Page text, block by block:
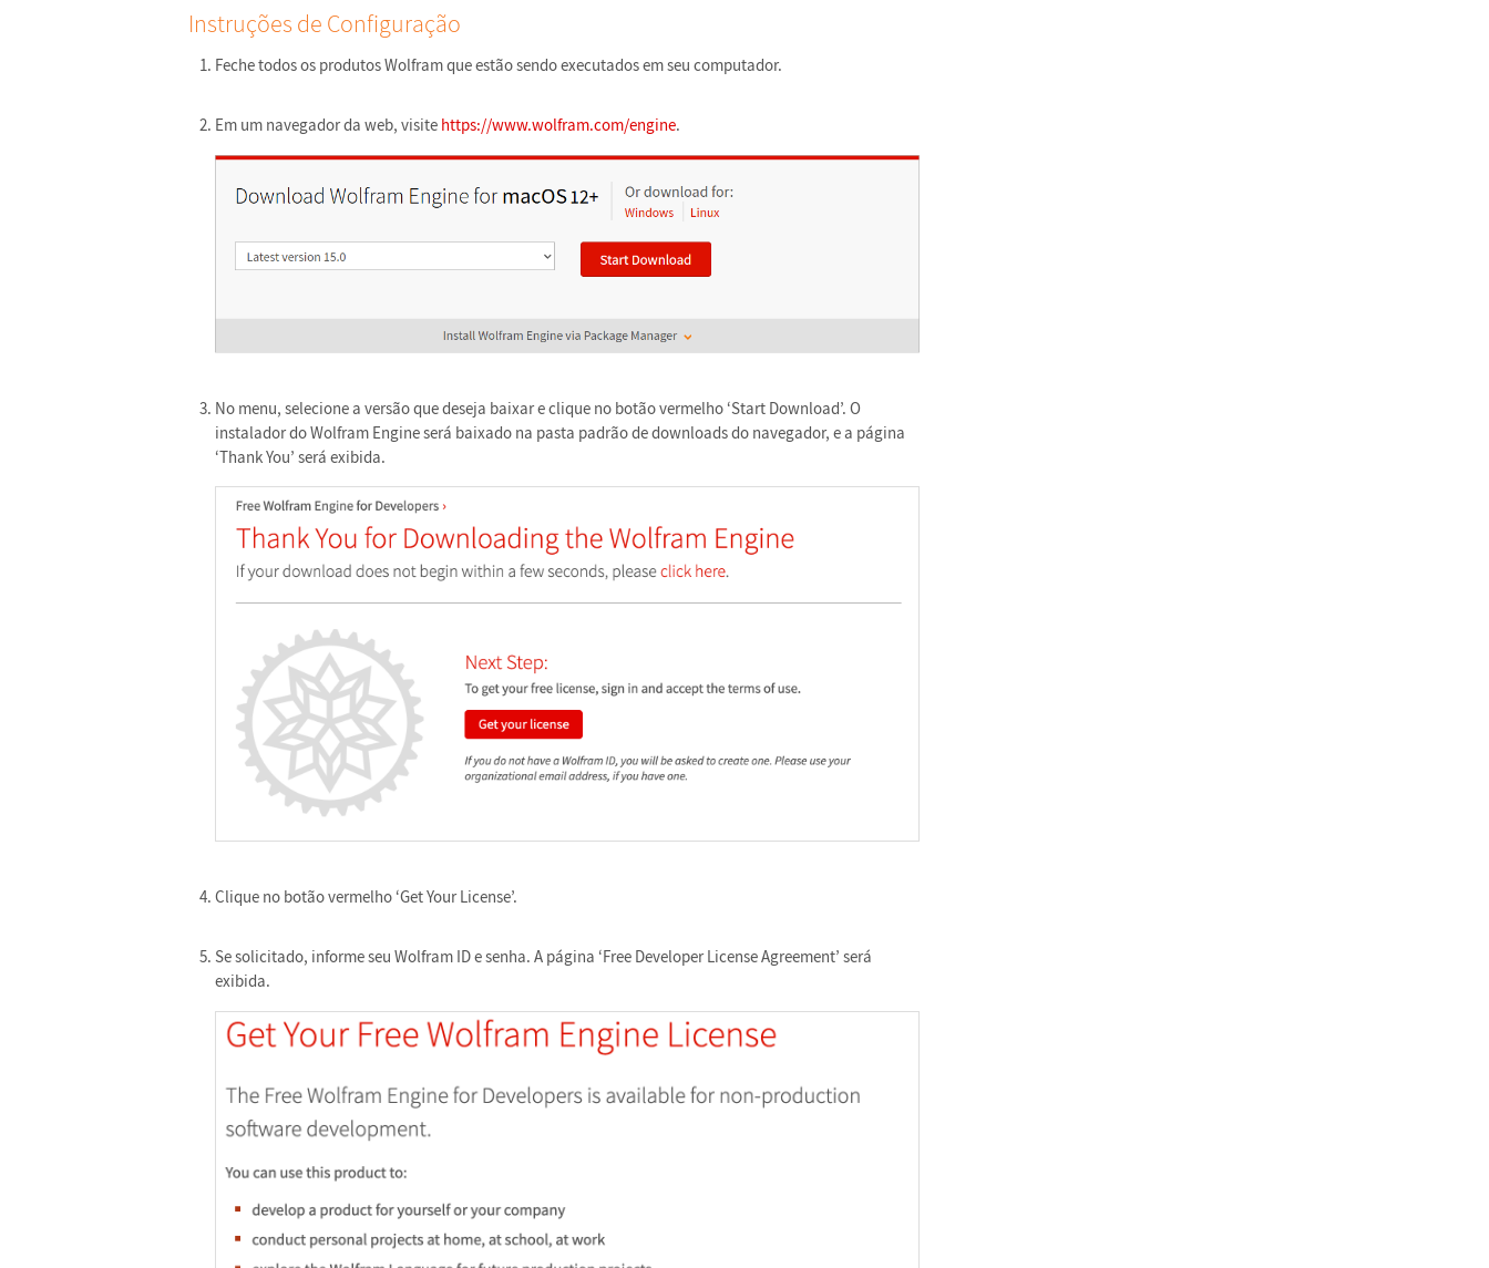
Instruções de Configuração
Feche todos os produtos Wolfram que estão sendo executados em seu computador.
Em um navegador da web, visite https://www.wolfram.com/engine.
No menu, selecione a versão que deseja baixar e clique no botão vermelho ‘Start Download’. O
instalador do Wolfram Engine será baixado na pasta padrão de downloads do navegador, e a página
‘Thank You’ será exibida.
Clique no botão vermelho ‘Get Your License’.
Se solicitado, informe seu Wolfram ID e senha. A página ‘Free Developer License Agreement’ será
exibida.